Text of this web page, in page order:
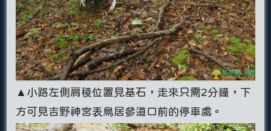
▲小路左側肩稜位置見基石，走來只需2分鐘，下
方可見吉野神宮表鳥居參道口前的停車處。